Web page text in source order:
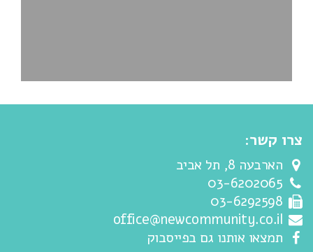
צרו קשר:
הארבעה 8, תל אביב
03-6202065
03-6292598
office@newcommunity.co.il
תמצאו אותנו גם בפייסבוק